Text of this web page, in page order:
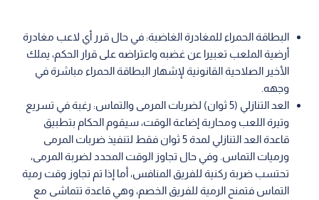
البطاقة الحمراء للمغادرة الغاضبة: في حال قرر أي لاعب مغادرة
أرضية الملعب تعبيرا عن غضبه واعتراضه على قرار الحكم، يملك
الأخير الصلاحية القانونية لإشهار البطاقة الحمراء مباشرة في
وجهه.
العد التنازلي (5 ثوان) لضربات المرمى والتماس: رغبة في تسريع
وتيرة اللعب ومحاربة إضاعة الوقت، سيقوم الحكام بتطبيق
قاعدة العد التنازلي لمدة 5 ثوان فقط لتنفيذ ضربات المرمى
ورميات التماس. وفي حال تجاوز الوقت المحدد لضربة المرمى،
تحتسب ضربة ركنية للفريق المنافس، أما إذا تم تجاوز وقت رمية
التماس فتمنح الرمية للفريق الخصم، وهي قاعدة تتماشى مع